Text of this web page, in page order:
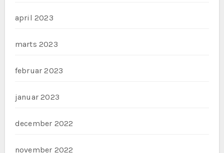
april 2023
marts 2023
februar 2023
januar 2023
december 2022
november 2022